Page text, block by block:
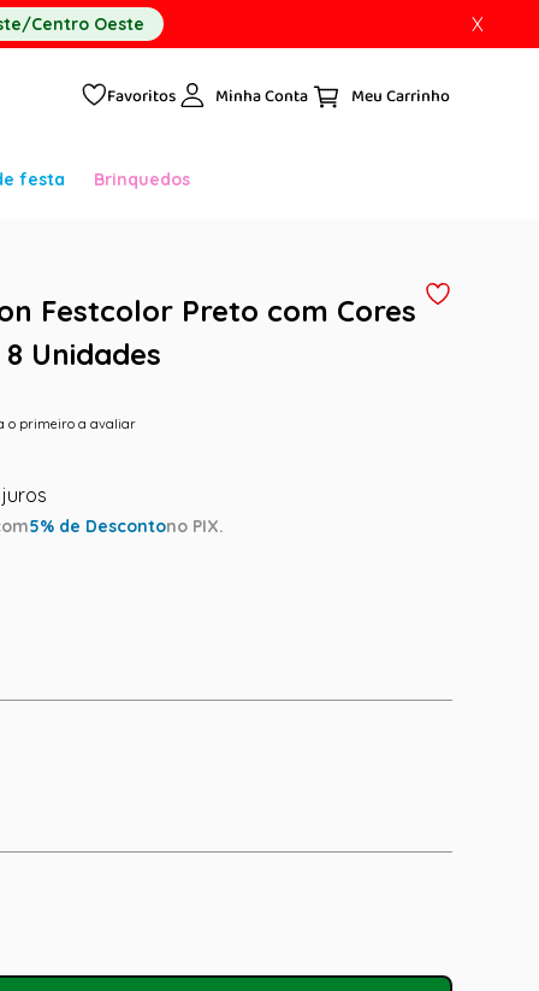
Centro Oeste X
Favoritos Minha Conta
festa Brinquedos
Festcolor Preto com Cores
Unidades
o primeiro a avaliar
5% de Descontono PIX.